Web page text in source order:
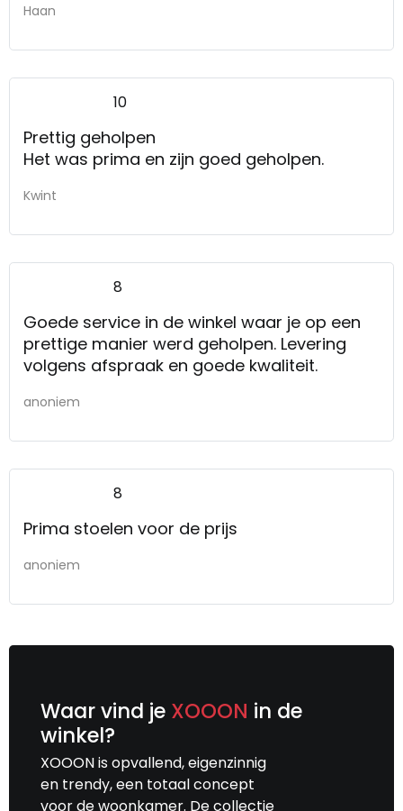
Haan
10
Prettig geholpen
Het was prima en zijn goed geholpen.
Kwint
8
Goede service in de winkel waar je op een
prettige manier werd geholpen. Levering
volgens afspraak en goede kwaliteit.
anoniem
8
Prima stoelen voor de prijs
anoniem
Waar vind je XOOON in de
winkel?
XOOON is opvallend, eigenzinnig
en trendy, een totaal concept
voor de woonkamer. De collectie